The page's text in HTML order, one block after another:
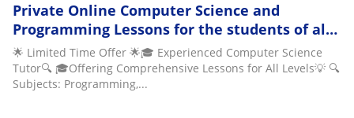
Private Online Computer Science and
Programming Lessons for the students of all
levels
🌟 Limited Time Offer 🌟🎓 Experienced Computer Science
Tutor🔍 🎓Offering Comprehensive Lessons for All Levels💡 🔍
Subjects: Programming,...